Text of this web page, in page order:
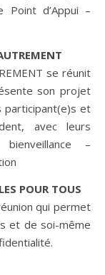
Point d’Appui –
se réunit
son projet
participant(e)s et
avec leurs
–
POUR TOUS
qui permet
et de soi-même